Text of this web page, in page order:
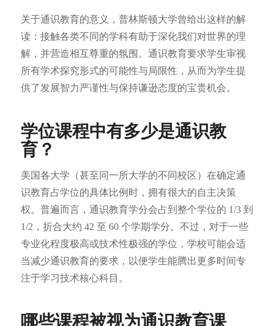
关于通识教育的意义，普林斯顿大学曾给出这样的解
读：接触各类不同的学科有助于深化我们对世界的理
解，并营造相互尊重的氛围。通识教育要求学生审视
所有学术探究形式的可能性与局限性，从而为学生提
供了发展智力严谨性与保持谦逊态度的宝贵机会。
学位课程中有多少是通识教
育？
美国各大学（甚至同一所大学的不同校区）在确定通
识教育占学位的具体比例时，拥有很大的自主决策
权。普遍而言，通识教育学分会占到整个学位的 1/3 到
1/2，折合大约 42 至 60 个学期学分。不过，对于一些
专业化程度极高或技术性极强的学位，学校可能会适
当减少通识教育的要求，以便学生能腾出更多时间专
注于学习技术核心科目。
哪些课程被视为通识教育课